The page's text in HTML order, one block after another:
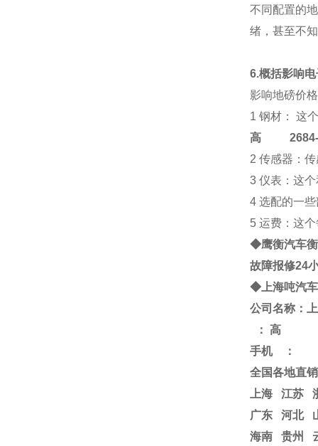
不同配置的
绪，甚至不
6.概括影响
影响地磅价
1 钢材： 这
高2684-
2 传感器：
3 仪表：这
4 选配的一
5 运费：这
◆鹰衡汽车衡
故障报修24
◆上海吨汽
公司名称：
： 高
手机
：
全国各地直销
上海
江苏
广东 河北
海南 贵州